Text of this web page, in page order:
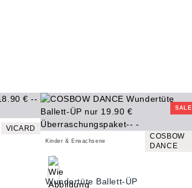
VICARD
SALE
Kinder & Erwachsene
COSBOW
DANCE
Wundertüte Ballett-ÜP